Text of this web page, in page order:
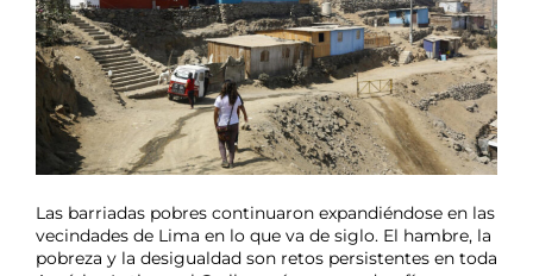
Las barriadas pobres continuaron expandiéndose en las
vecindades de Lima en lo que va de siglo. El hambre, la
pobreza y la desigualdad son retos persistentes en toda